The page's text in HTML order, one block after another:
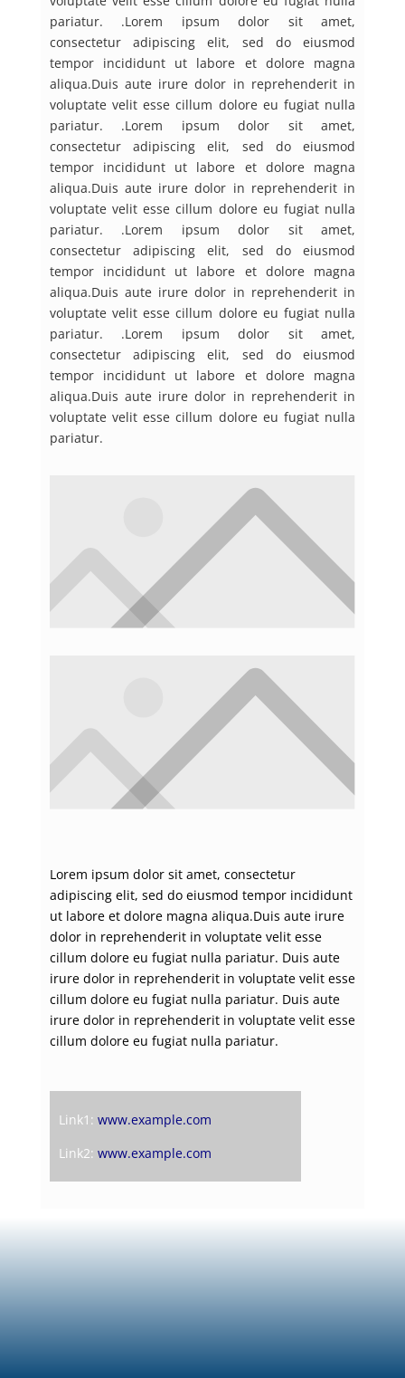
pariatur. .Lorem ipsum dolor sit amet,
consectetur adipiscing elit, sed do eiusmod
tempor incididunt ut labore et dolore magna
aliqua.Duis aute irure dolor in reprehenderit in
voluptate velit esse cillum dolore eu fugiat nulla
pariatur. .Lorem ipsum dolor sit amet,
consectetur adipiscing elit, sed do eiusmod
tempor incididunt ut labore et dolore magna
aliqua.Duis aute irure dolor in reprehenderit in
voluptate velit esse cillum dolore eu fugiat nulla
pariatur. .Lorem ipsum dolor sit amet,
consectetur adipiscing elit, sed do eiusmod
tempor incididunt ut labore et dolore magna
aliqua.Duis aute irure dolor in reprehenderit in
voluptate velit esse cillum dolore eu fugiat nulla
pariatur. .Lorem ipsum dolor sit amet,
consectetur adipiscing elit, sed do eiusmod
tempor incididunt ut labore et dolore magna
aliqua.Duis aute irure dolor in reprehenderit in
voluptate velit esse cillum dolore eu fugiat nulla
pariatur.
Lorem ipsum dolor sit amet, consectetur
adipiscing elit, sed do eiusmod tempor incididunt
ut labore et dolore magna aliqua.Duis aute irure
dolor in reprehenderit in voluptate velit esse
cillum dolore eu fugiat nulla pariatur. Duis aute
irure dolor in reprehenderit in voluptate velit esse
cillum dolore eu fugiat nulla pariatur. Duis aute
irure dolor in reprehenderit in voluptate velit esse
cillum dolore eu fugiat nulla pariatur.
Link1: www.example.com
Link2: www.example.com